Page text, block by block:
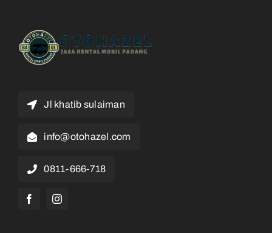
Jl khatib sulaiman
info@otohazel.com
0811-666-718